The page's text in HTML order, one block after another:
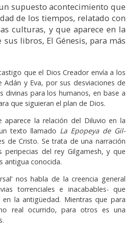
supuesto acontecimiento que
de los tiempos, relatado con
culturas, y que aparece en la
libros, El Gé­nesis, para más
que el Dios Crea­dor envía a los
Adán y Eva, por sus des­via­ciones de
di­vinas para los hu­manos, en base a
que si­guie­ran el plan de Dios.
aparece la re­lación del Diluvio en la
texto lla­ma­do La Epopeya de Gil­­
de Cristo. Se trata de una na­rra­ción
peripecias del rey Gilgamesh, y que
antigua conocida.
nos habla de la creencia ge­neral
torrenciales e inacabables- que
la antigüedad. Mientras que para
real ocurrido, para otros es una